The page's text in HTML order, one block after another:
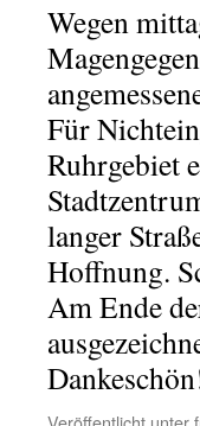
Wegen
Für
Ruhrgebiet
langer
Hoffnung.
Am Ende